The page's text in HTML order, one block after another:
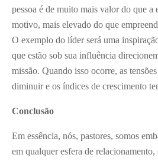
pessoa é de muito mais valor do que a
motivo, mais elevado do que
O exemplo do líder será uma
que estão sob sua influência
missão. Quando isso ocorre, as
diminuir e os índices de crescimento
Conclusão
Em essência, nós, pastores, somos
em qualquer esfera de relacionamento,